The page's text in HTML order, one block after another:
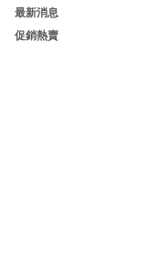
最新消息
促銷熱賣